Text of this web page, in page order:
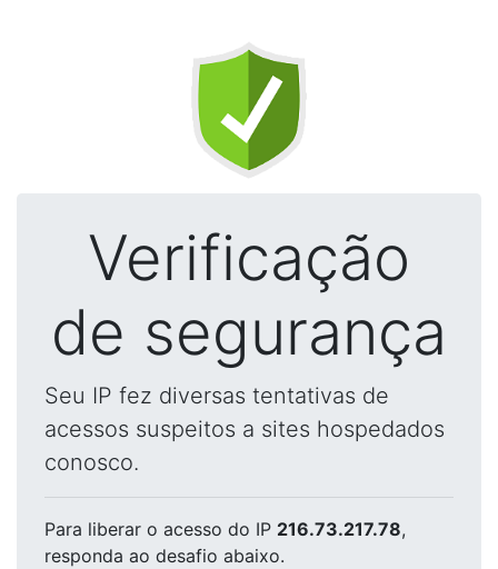
Verificação
de segurança
Seu IP fez diversas tentativas de
acessos suspeitos a sites hospedados
conosco.
Para liberar o acesso do IP 216.73.217.78,
responda ao desafio abaixo.